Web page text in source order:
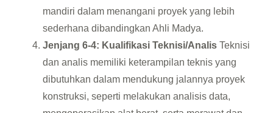
mandiri dalam menangani proyek yang lebih
sederhana dibandingkan Ahli Madya.
Jenjang 6-4: Kualifikasi Teknisi/Analis Teknisi
dan analis memiliki keterampilan teknis yang
dibutuhkan dalam mendukung jalannya proyek
konstruksi, seperti melakukan analisis data,